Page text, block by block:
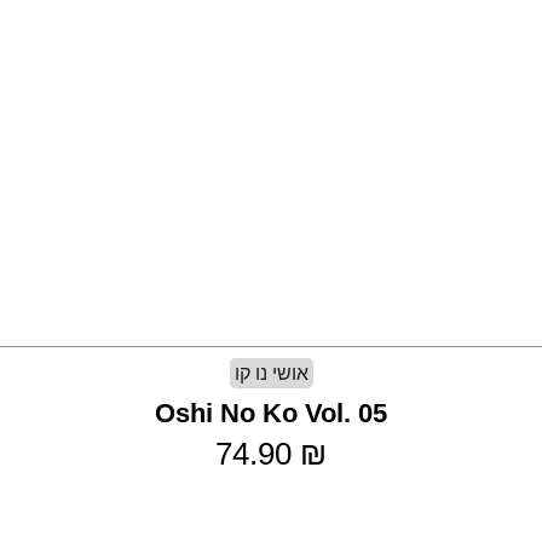
אושי נו קו
Oshi No Ko Vol. 05
74.90 ₪